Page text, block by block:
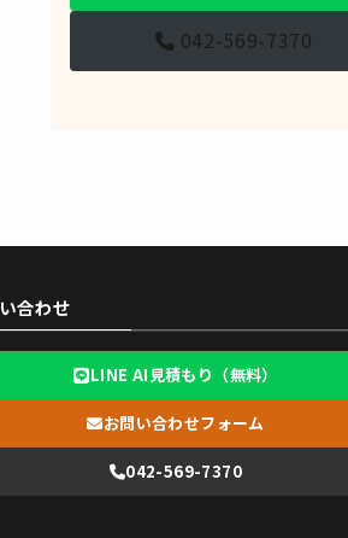
042-569-7370
合わせ
LINE AI見積もり（無料）
お問い合わせフォーム
042-569-7370